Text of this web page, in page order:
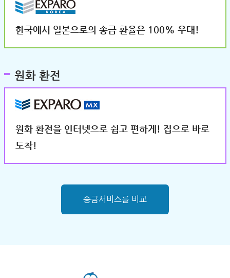
한국에서 일본으로의 송금 환율은 100% 우대!
원화 환전
원화 환전을 인터넷으로 쉽고 편하게! 집으로 바로
도착!
송금서비스를 비교